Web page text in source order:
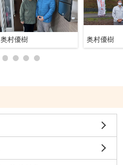
奥村優樹 奥村優樹